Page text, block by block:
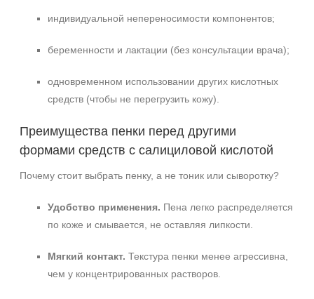
индивидуальной непереносимости компонентов;
беременности и лактации (без консультации врача);
одновременном использовании других кислотных
средств (чтобы не перегрузить кожу).
Преимущества пенки перед другими
формами средств с салициловой кислотой
Почему стоит выбрать пенку, а не тоник или сыворотку?
Удобство применения. Пена легко распределяется
по коже и смывается, не оставляя липкости.
Мягкий контакт. Текстура пенки менее агрессивна,
чем у концентрированных растворов.